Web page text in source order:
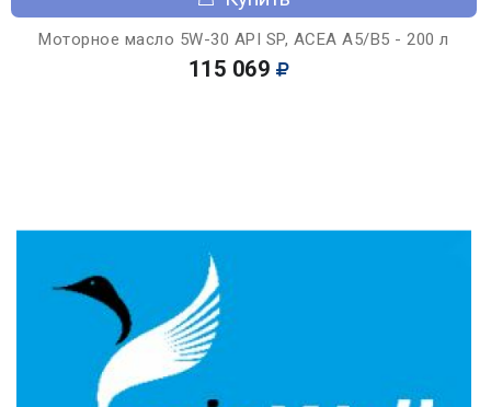
Моторное масло 5W-30 API SP, ACEA A5/B5 - 200 л
115 069